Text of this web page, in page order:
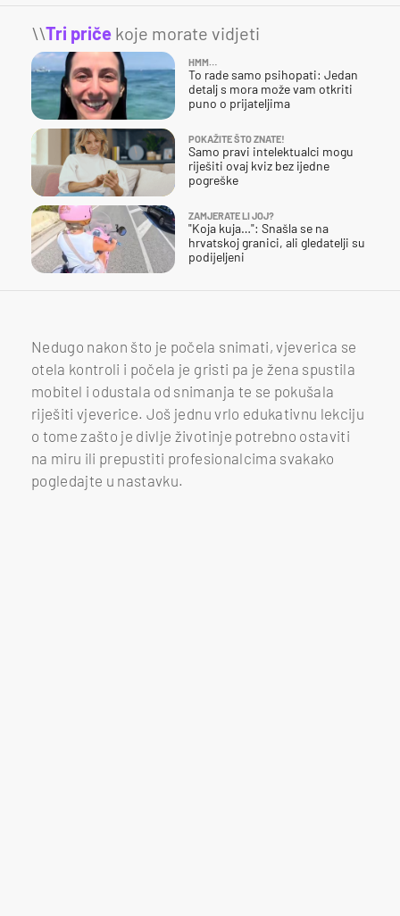
\\Tri priče koje morate vidjeti
HMM…
To rade samo psihopati: Jedan
detalj s mora može vam otkriti
puno o prijateljima
POKAŽITE ŠTO ZNATE!
Samo pravi intelektualci mogu
riješiti ovaj kviz bez ijedne
pogreške
ZAMJERATE LI JOJ?
"Koja kuja…": Snašla se na
hrvatskoj granici, ali gledatelji su
podijeljeni
Nedugo nakon što je počela snimati, vjeverica se
otela kontroli i počela je gristi pa je žena spustila
mobitel i odustala od snimanja te se pokušala
riješiti vjeverice. Još jednu vrlo edukativnu lekciju
o tome zašto je divlje životinje potrebno ostaviti
na miru ili prepustiti profesionalcima svakako
pogledajte u nastavku.